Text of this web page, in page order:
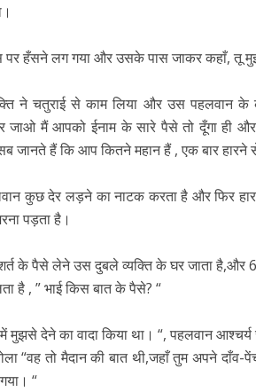
हँसने लग गया और उसके पास जाकर कहाँ, तू
ने चतुराई से काम लिया और उस पहलवान
जाओ मैं आपको ईनाम के सारे पैसे तो दूँगा
जानते हैं कि आप कितने महान हैं , एक बार हारने
कुछ देर लड़ने का नाटक करता है और फिर
पड़ता है।
के पैसे लेने उस दुबले व्यक्ति के घर जाता है,और
है , ” भाई किस बात के पैसे? “
मुझसे देने का वादा किया था। “, पहलवान
“वह तो मैदान की बात थी,जहाँ तुम अपने
“